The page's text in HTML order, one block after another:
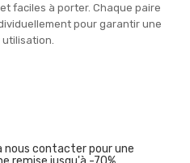
faciles à porter. Chaque paire
pour garantir une
nous contacter pour une